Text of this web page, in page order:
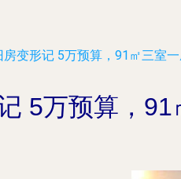
房变形记 5万预算，91㎡三室
5万预算，